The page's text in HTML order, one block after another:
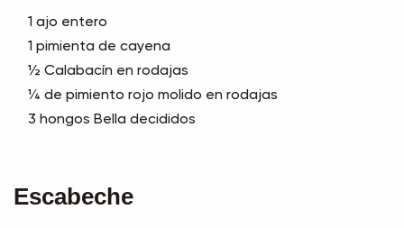
1 ajo entero
1 pimienta de cayena
½ Calabacín en rodajas
¼ de pimiento rojo molido en rodajas
3 hongos Bella decididos
Escabeche